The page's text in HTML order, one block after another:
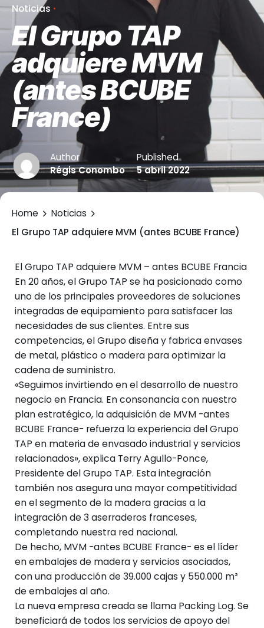
Noticias
El Grupo TAP
adquiere MVM
(antes BCUBE
France)
Author
Régis Conombo
Published
5 abril 2022
Home
Noticias
El Grupo TAP adquiere MVM (antes BCUBE France)
El Grupo TAP adquiere MVM – antes BCUBE Francia
En 20 años, el Grupo TAP se ha posicionado como
uno de los principales proveedores de soluciones
integradas de equipamiento para satisfacer las
necesidades de sus clientes. Entre sus
competencias, el Grupo diseña y fabrica envases
de metal, plástico o madera para optimizar la
cadena de suministro.
«Seguimos invirtiendo en el desarrollo de nuestro
negocio en Francia. En consonancia con nuestro
plan estratégico, la adquisición de MVM -antes
BCUBE France- refuerza la experiencia del Grupo
TAP en materia de envasado industrial y servicios
relacionados», explica Terry Agullo-Ponce,
Presidente del Grupo TAP. Esta integración
también nos asegura una mayor competitividad
en el segmento de la madera gracias a la
integración de 3 aserraderos franceses,
completando nuestra red nacional.
De hecho, MVM -antes BCUBE France- es el líder
en embalajes de madera y servicios asociados,
con una producción de 39.000 cajas y 550.000 m²
de embalajes al año.
La nueva empresa creada se llama Packing Log. Se
beneficiará de todos los servicios de apoyo del